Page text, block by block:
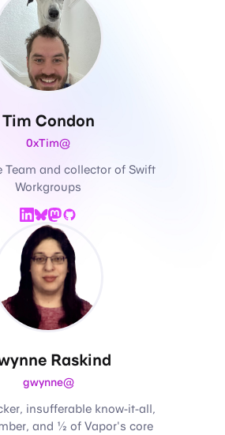
Tim Condon
@0xTim
Team and collector of Swift
Workgroups
GitHub
Mastodon
Bluesky
Raskind
@gwynne
insufferable know-it-all,
and ½ of Vapor's core